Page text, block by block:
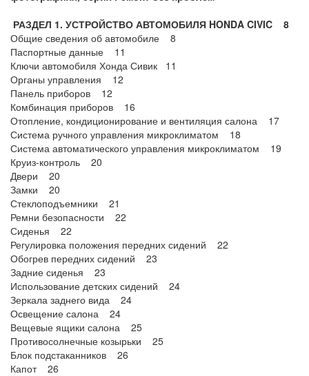
РАЗДЕЛ 1. УСТРОЙСТВО АВТОМОБИЛЯ HONDA CIVIC 8
Общие сведения об автомобиле 8
Паспортные данные 11
Ключи автомобиля Хонда Сивик 11
Органы управления 12
Панель приборов 12
Комбинация приборов 16
Отопление, кондиционирование и вентиляция салона 17
Система ручного управления микроклиматом 18
Система автоматического управления микроклиматом 19
Круиз-контроль 20
Двери 20
Замки 20
Стеклоподъемники 21
Ремни безопасности 22
Сиденья 22
Регулировка положения передних сидений 22
Обогрев передних сидений 23
Задние сиденья 23
Использование детских сидений 24
Зеркала заднего вида 24
Освещение салона 24
Вещевые ящики салона 25
Противосолнечные козырьки 25
Блок подстаканников 26
Капот 26